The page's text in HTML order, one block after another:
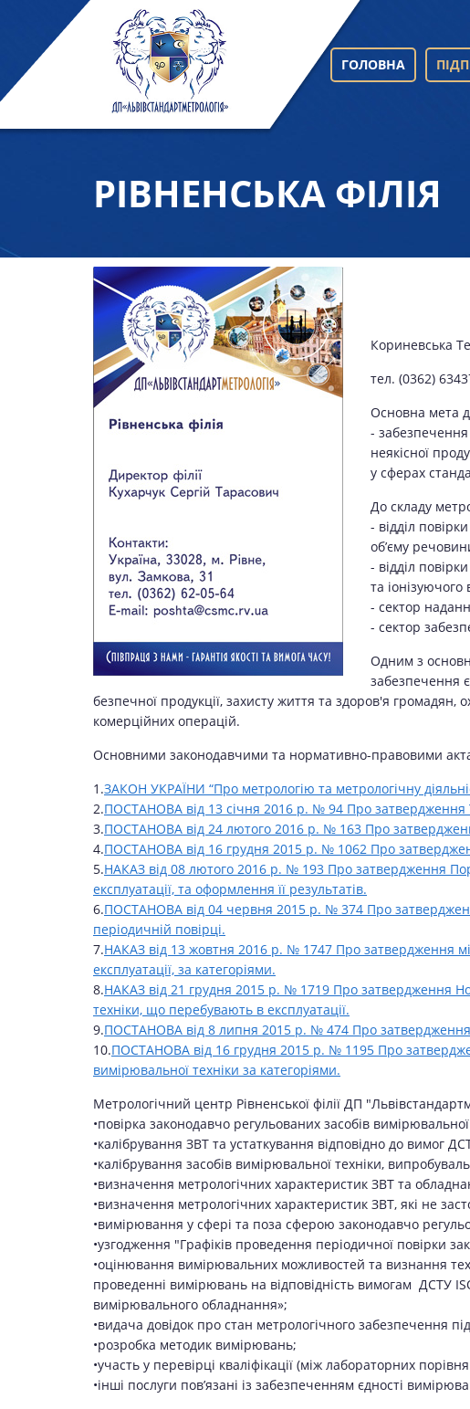
ГОЛОВНА
РІВНЕНСЬКА ФІЛІЯ
Кориневська
тел. (0362)
Основна мета
- забезпечення
неякісної
у сферах
До складу
- відділ
об’єму
- відділ
та
- сектор
- сектор
Одним з
забезпечення
безпечної продукції, захисту життя та здоров'я
комерційних операцій.
Основними законодавчими та нормативно-правовими
1.ЗАКОН УКРАЇНИ “Про метрологію та метрологічну
2.ПОСТАНОВА від 13 січня 2016 р. № 94 Про затвердження
3.ПОСТАНОВА від 24 лютого 2016 р. № 163 Про
4.ПОСТАНОВА від 16 грудня 2015 р. № 1062 Про
5.НАКАЗ від 08 лютого 2016 р. № 193 Про затвердження
експлуатації, та оформлення її результатів.
6.ПОСТАНОВА від 04 червня 2015 р. № 374 Про
періодичній повірці.
7.НАКАЗ від 13 жовтня 2016 р. № 1747 Про затвердження
експлуатації, за категоріями.
8.НАКАЗ від 21 грудня 2015 р. № 1719 Про затвердження
техніки, що перебувають в експлуатації.
9.ПОСТАНОВА від 8 липня 2015 р. № 474 Про затвердження
10.ПОСТАНОВА від 16 грудня 2015 р. № 1195 Про
вимірювальної техніки за категоріями.
Метрологічний центр Рівненської філії ДП
•повірка законодавчо регульованих засобів
•калібрування ЗВТ та устаткування відповідно до вимог
•калібрування засобів вимірювальної техніки,
•визначення метрологічних характеристик ЗВТ та
•визначення метрологічних характеристик ЗВТ, які не
•вимірювання у сфері та поза сферою законодавчо
•узгодження "Графіків проведення періодичної повірки
•оцінювання вимірювальних можливостей та визнання
проведенні вимірювань на відповідність вимогам ДСТУ
вимірювального обладнання»;
•видача довідок про стан метрологічного забезпечення
•розробка методик вимірювань;
•участь у перевірці кваліфікації (між лабораторних
•інші послуги пов’язані із забезпеченням єдності